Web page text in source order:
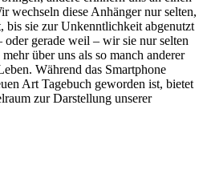
wechseln diese Anhänger nur selten,
bis sie zur Unkenntlichkeit abgenutzt
gerade weil – wir sie nur selten
über uns als so manch anderer
Während das Smartphone
Art Tagebuch geworden ist, bietet
zur Darstellung unserer